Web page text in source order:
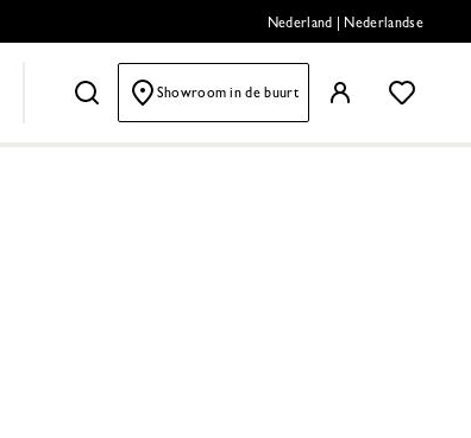
Nederland Nederlandse
Showroom in de buurt